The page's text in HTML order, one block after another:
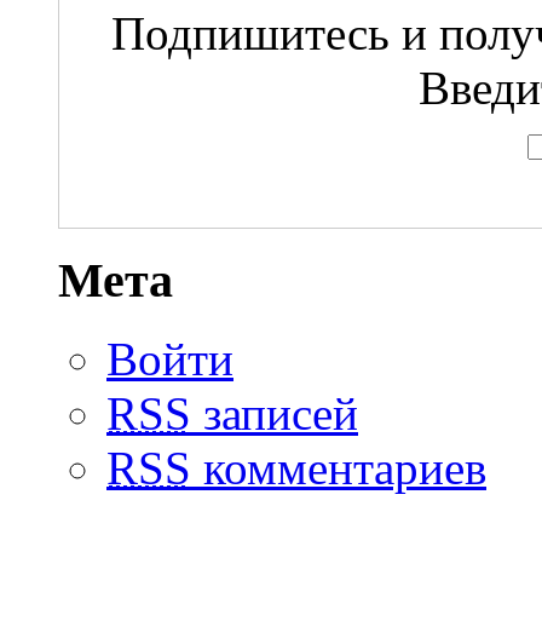
Подпишитесь и
Мета
Войти
RSS записей
RSS комментариев